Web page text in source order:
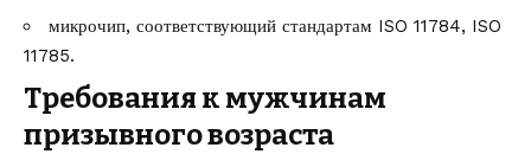
микрочип, соответствующий стандартам ISO 11784, ISO
11785.
Требования к мужчинам
призывного возраста